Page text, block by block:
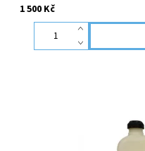
1 500 Kč